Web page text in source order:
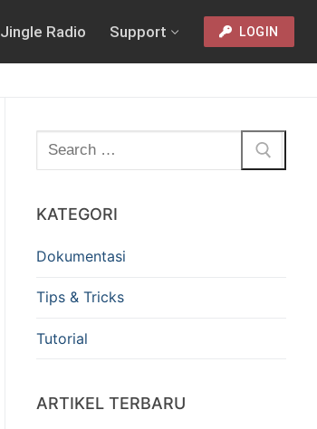
Jingle Radio Support LOGIN
KATEGORI
Dokumentasi
Tips & Tricks
Tutorial
ARTIKEL TERBARU